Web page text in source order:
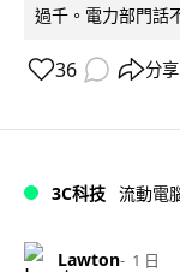
過千。電力部門話
36 分享
3C科技 流動電
Lawton 1 日